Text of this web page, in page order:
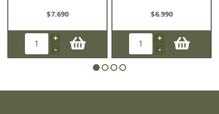
$7.690
+
-
$6.990
+
-